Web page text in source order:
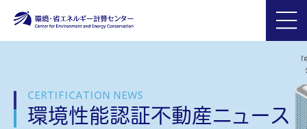
CERTIFICATION NEWS
環境性能認証不動産ニュース